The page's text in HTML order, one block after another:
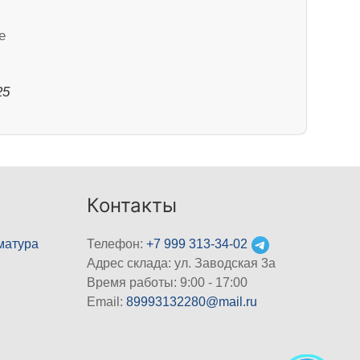
Контакты
Телефон:+7 999 313-34-02
Адрес склада: ул. Заводская 3а
Время работы: 9:00 - 17:00
Email:89993132280@mail.ru